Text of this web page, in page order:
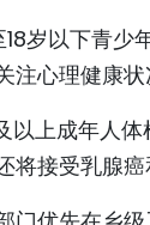
18岁以下青少
注心理健康
以上成年人
将接受乳腺癌